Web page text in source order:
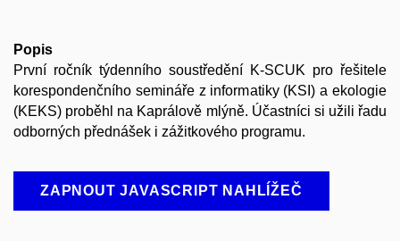
Popis
První ročník týdenního soustředění K-SCUK pro řešitele
korespondenčního semináře z informatiky (KSI) a ekologie
(KEKS) proběhl na Kaprálově mlýně. Účastníci si užili řadu
odborných přednášek i zážitkového programu.
ZAPNOUT JAVASCRIPT NAHLÍŽEČ